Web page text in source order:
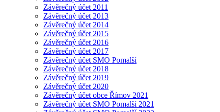
Závěrečný účet 2011
Závěrečný účet 2013
Závěrečný účet 2014
Závěrečný účet 2015
Závěrečný účet 2016
Závěrečný účet 2017
Závěrečný účet SMO Pomalší
Závěrečný účet 2018
Závěrečný účet 2019
Závěrečný účet 2020
Závěrečný účet obce Římov 2021
Závěrečný účet SMO Pomalší 2021